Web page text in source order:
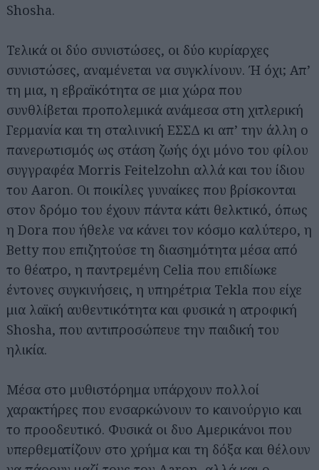
Shosha.
Τελικά οι δύο συνιστώσες, οι δύο κυρίαρχες
συνιστώσες, αναμένεται να συγκλίνουν. Ή όχι; Απ’
τη μια, η εβραϊκότητα σε μια χώρα που
συνθλίβεται προπολεμικά ανάμεσα στη χιτλερική
Γερμανία και τη σταλινική ΕΣΣΔ κι απ’ την άλλη ο
πανερωτισμός ως στάση ζωής όχι μόνο του φίλου
συγγραφέα Morris Feitelzohn αλλά και του ίδιου
του Aaron. Οι ποικίλες γυναίκες που βρίσκονται
στον δρόμο του έχουν πάντα κάτι θελκτικό, όπως
η Dora που ήθελε να κάνει τον κόσμο καλύτερο, η
Betty που επιζητούσε τη διασημότητα μέσα από
το θέατρο, η παντρεμένη Celia που επιδίωκε
έντονες συγκινήσεις, η υπηρέτρια Tekla που είχε
μια λαϊκή αυθεντικότητα και φυσικά η ατροφική
Shosha, που αντιπροσώπευε την παιδική του
ηλικία.
Μέσα στο μυθιστόρημα υπάρχουν πολλοί
χαρακτήρες που ενσαρκώνουν το καινούργιο και
το προοδευτικό. Φυσικά οι δυο Αμερικάνοι που
υπερθεματίζουν στο χρήμα και τη δόξα και θέλουν